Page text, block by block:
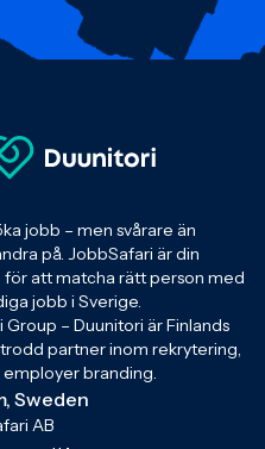
jobb – men svårare än
på. JobbSafari är din
att matcha rätt person med
jobb i Sverige.
– Duunitori är Finlands
partner inom rekrytering,
branding.
Sweden
AB